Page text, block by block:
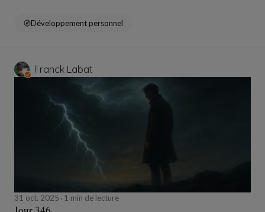
Développement personnel
Franck Labat
31 oct. 2025 1 min de lecture